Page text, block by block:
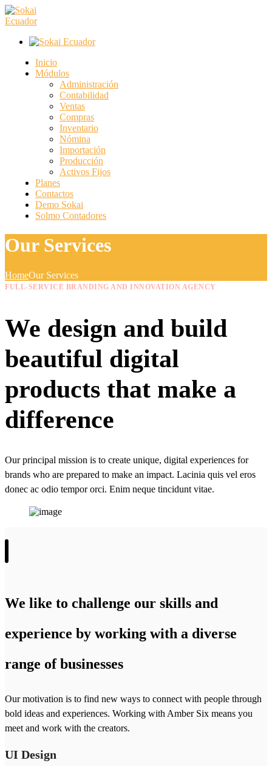
Inicio
Módulos
Administración
Contabilidad
Ventas
Compras
Inventario
Nómina
Importación
Producción
Activos Fijos
Planes
Contactos
Demo Sokai
Solmo Contadores
Our Services
HomeOur Services
FULL-SERVICE BRANDING AND INNOVATION AGENCY
We design and build
beautiful digital
products that make a
difference
Our principal mission is to create unique, digital experiences for
brands who are prepared to make an impact. Lacinia quis vel eros
donec ac odio tempor orci. Enim neque tincidunt vitae.
We like to challenge our skills and
experience by working with a diverse
range of businesses
Our motivation is to find new ways to connect with people through
bold ideas and experiences. Working with Amber Six means you
meet and work with the creators.
UI Design